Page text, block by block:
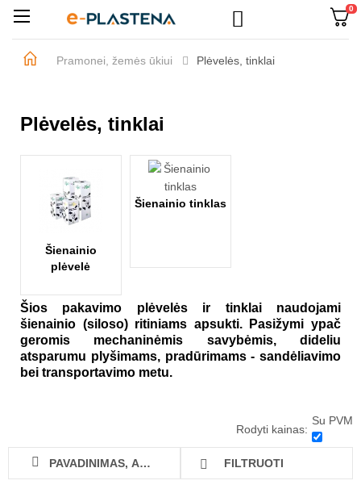
 0
Perjungti
☰
Pramonei, žemės ūkiui Plėvelės, tinklai
Plėvelės, tinklai
Šienainio
plėvelė
Šienainio tinklas
Šios pakavimo plėvelės ir tinklai naudojami
šienainio (siloso) ritiniams apsukti. Pasižymi ypač
geromis mechaninėmis savybėmis, dideliu
atsparumu plyšimams, pradūrimams - sandėliavimo
bei transportavimo metu.
Rodyti kainas:
Su PVM
 PAVADINIMAS, A - Z  FILTRUOTI